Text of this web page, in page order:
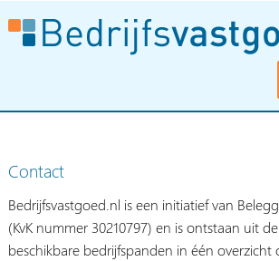
Contact
Bedrijfsvastgoed.nl is een initiatief van
(KvK nummer 30210797) en is ontstaan uit
beschikbare bedrijfspanden in één